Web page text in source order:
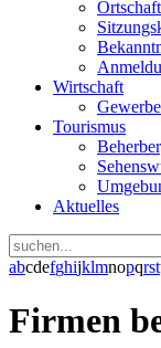
Wirtschaft
Gewerbe
Tourismus
Aktuelles
abcdefghijklmnopqrst
Firmen